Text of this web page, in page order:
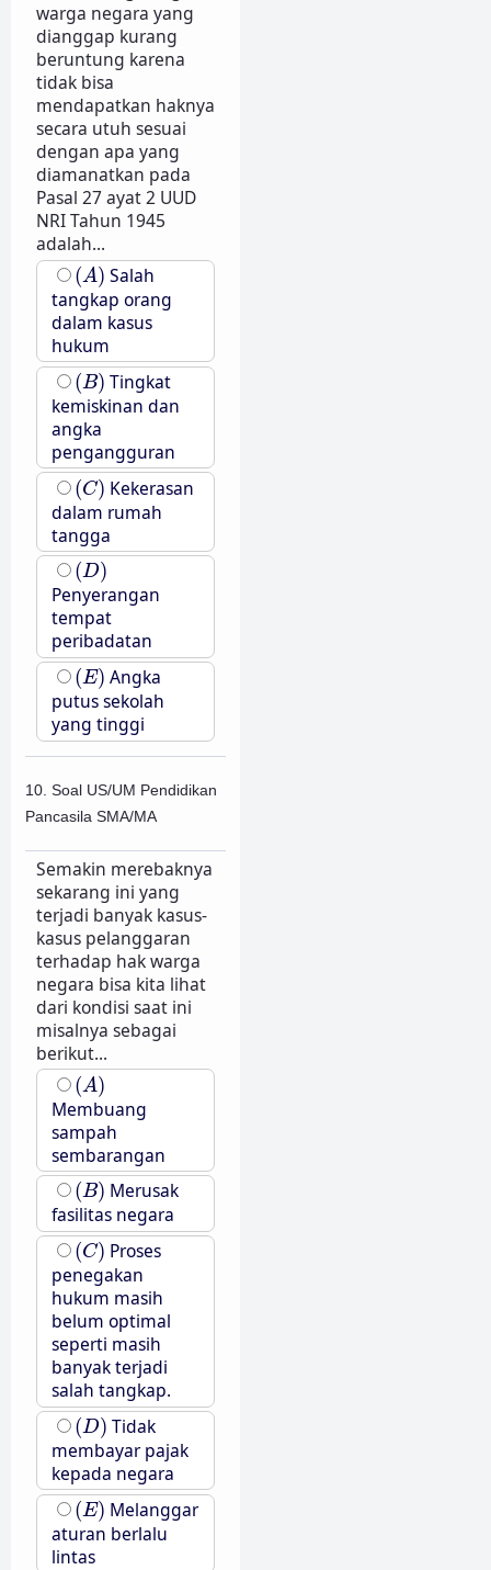
warga negara yang
dianggap kurang
beruntung karena
tidak bisa
mendapatkan haknya
secara utuh sesuai
dengan apa yang
diamanatkan pada
Pasal 27 ayat 2 UUD
NRI Tahun 1945
adalah...
(A)
(A) Salah
tangkap orang
dalam kasus
hukum
(B)
(B) Tingkat
kemiskinan dan
angka
pengangguran
(C)
(C) Kekerasan
dalam rumah
tangga
(D)
(D)
Penyerangan
tempat
peribadatan
(E)
(E) Angka
putus sekolah
yang tinggi
10. Soal US/UM Pendidikan
Pancasila SMA/MA
Semakin merebaknya
sekarang ini yang
terjadi banyak kasus-
kasus pelanggaran
terhadap hak warga
negara bisa kita lihat
dari kondisi saat ini
misalnya sebagai
berikut...
(A)
(A)
Membuang
sampah
sembarangan
(B)
(B) Merusak
fasilitas negara
(C)
(C) Proses
penegakan
hukum masih
belum optimal
seperti masih
banyak terjadi
salah tangkap.
(D)
(D) Tidak
membayar pajak
kepada negara
(E)
(E) Melanggar
aturan berlalu
lintas